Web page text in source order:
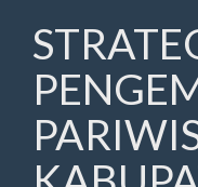
Navigation
Main
Content
Sidebar